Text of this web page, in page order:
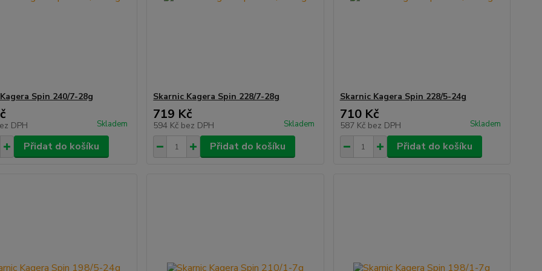
Spin 240/7-28g
DPH Skladem
Přidat do košíku
Skarnic Kagera Spin 228/7-28g
719 Kč
594 Kč bez DPH Skladem
Přidat do košíku
Skarnic Kagera Spin 228/5-24g
710 Kč
587 Kč bez DPH Skladem
Přidat do košíku